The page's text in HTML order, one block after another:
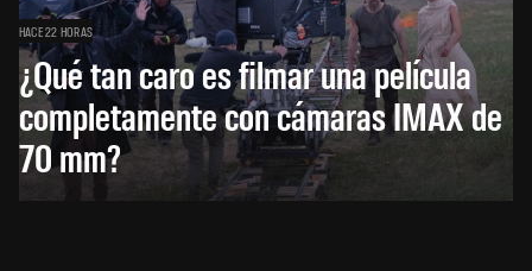
HACE 22 HORAS
¿Qué tan caro es filmar una película
completamente con cámaras IMAX de
70 mm?